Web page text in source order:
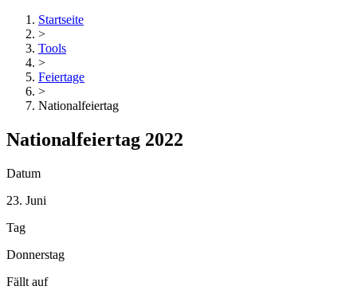
Startseite
>
Tools
>
Feiertage
>
Nationalfeiertag
Nationalfeiertag 2022
Datum
23. Juni
Tag
Donnerstag
Fällt auf